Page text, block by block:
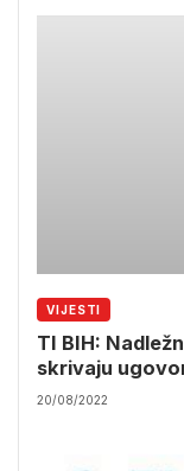
VIJESTI
TI BIH:
skrivaju
20/08/2022